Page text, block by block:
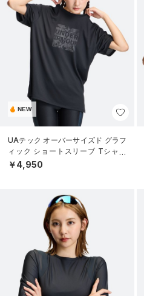
NEW
UAテック オーバーサイズド グラフ
ィック ショートスリーブ Tシャツ
（トレーニング/WOMEN）
￥4,950